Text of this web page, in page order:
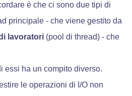
è che ci sono due tipi di
principale - che viene gestito da
lavoratori (pool di thread) - che
essi ha un compito diverso.
le operazioni di I/O non